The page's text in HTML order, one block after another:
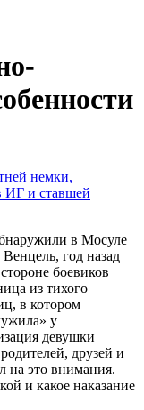
немки,
ИГ и ставшей
в Мосуле
год назад
боевиков
из тихого
в котором
у
девушки
друзей и
на это внимания.
и какое наказание